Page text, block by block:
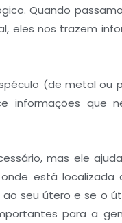
Quando
eles nos trazem
(de metal ou
informações que
mas ele
está localizada
seu útero e se o
para a